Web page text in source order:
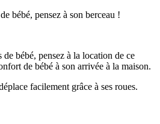
bébé, pensez à son berceau !
bébé, pensez à la location de ce
de bébé à son arrivée à la maison.
facilement grâce à ses roues.